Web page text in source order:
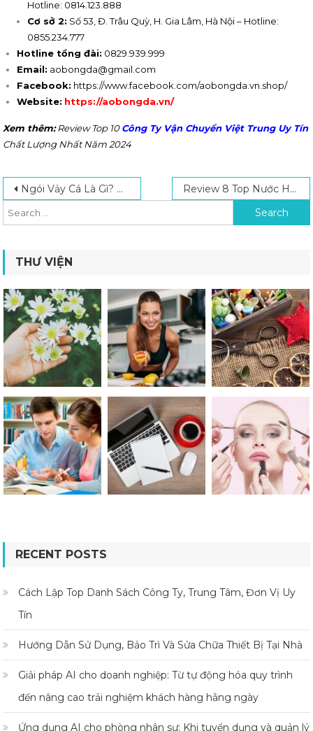
Hotline: 0814.123.888
Cơ sở 2: Số 53, Đ. Trâu Quỳ, H. Gia Lâm, Hà Nội – Hotline:
0855.234.777
Hotline tổng đài: 0829.939.999
Email: aobongda@gmail.com
Facebook: https://www.facebook.com/aobongda.vn.shop/
Website: https://aobongda.vn/
Xem thêm:Review Top 10 Công Ty Vận Chuyển Việt Trung Uy Tín
Chất Lượng Nhất Năm 2024
Post navigation
Ngói Vảy Cá Là Gì? Hướng Dẫn Cách Lợp Mái Ngói Vảy Cá Đúng Kỹ Thuật Review 8 Top Nước Hoa Cho Nam Thơm Lâu Được Ưa Chuộng Nhất Hiện Nay
Search for:
THƯ VIỆN
RECENT POSTS
Cách Lập Top Danh Sách Công Ty, Trung Tâm, Đơn Vị Uy
Tín
Hướng Dẫn Sử Dụng, Bảo Trì Và Sửa Chữa Thiết Bị Tại Nhà
Giải pháp AI cho doanh nghiệp: Từ tự động hóa quy trình
đến nâng cao trải nghiệm khách hàng hằng ngày
Ứng dụng AI cho phòng nhân sự: Khi tuyển dụng và quản lý